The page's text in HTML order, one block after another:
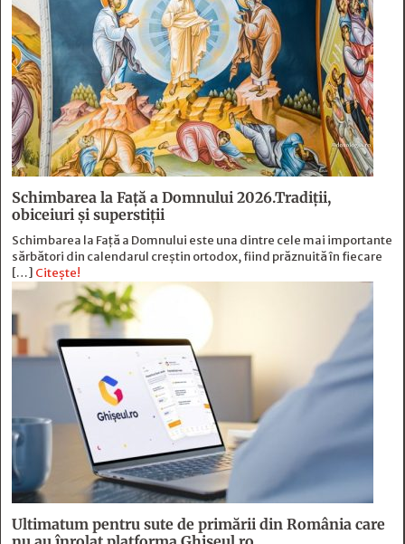
Schimbarea la Față a Domnului 2026.Tradiții,
obiceiuri și superstiții
Schimbarea la Față a Domnului este una dintre cele mai importante
sărbători din calendarul creștin ortodox, fiind prăznuită în fiecare
[…] Citește!
Ultimatum pentru sute de primării din România care